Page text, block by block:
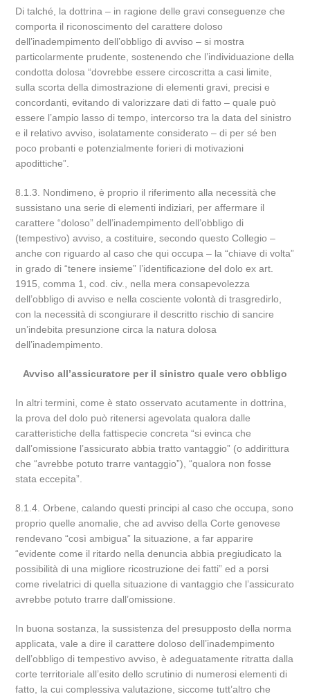
Di talché, la dottrina – in ragione delle gravi conseguenze che
comporta il riconoscimento del carattere doloso
dell’inadempimento dell’obbligo di avviso – si mostra
particolarmente prudente, sostenendo che l’individuazione della
condotta dolosa “dovrebbe essere circoscritta a casi limite,
sulla scorta della dimostrazione di elementi gravi, precisi e
concordanti, evitando di valorizzare dati di fatto – quale può
essere l’ampio lasso di tempo, intercorso tra la data del sinistro
e il relativo avviso, isolatamente considerato – di per sé ben
poco probanti e potenzialmente forieri di motivazioni
apodittiche”.
8.1.3. Nondimeno, è proprio il riferimento alla necessità che
sussistano una serie di elementi indiziari, per affermare il
carattere “doloso” dell’inadempimento dell’obbligo di
(tempestivo) avviso, a costituire, secondo questo Collegio –
anche con riguardo al caso che qui occupa – la “chiave di volta”
in grado di “tenere insieme” l’identificazione del dolo ex art.
1915, comma 1, cod. civ., nella mera consapevolezza
dell’obbligo di avviso e nella cosciente volontà di trasgredirlo,
con la necessità di scongiurare il descritto rischio di sancire
un’indebita presunzione circa la natura dolosa
dell’inadempimento.
Avviso all’assicuratore per il sinistro quale vero obbligo
In altri termini, come è stato osservato acutamente in dottrina,
la prova del dolo può ritenersi agevolata qualora dalle
caratteristiche della fattispecie concreta “si evinca che
dall’omissione l’assicurato abbia tratto vantaggio” (o addirittura
che “avrebbe potuto trarre vantaggio”), “qualora non fosse
stata eccepita”.
8.1.4. Orbene, calando questi principi al caso che occupa, sono
proprio quelle anomalie, che ad avviso della Corte genovese
rendevano “così ambigua” la situazione, a far apparire
“evidente come il ritardo nella denuncia abbia pregiudicato la
possibilità di una migliore ricostruzione dei fatti” ed a porsi
come rivelatrici di quella situazione di vantaggio che l’assicurato
avrebbe potuto trarre dall’omissione.
In buona sostanza, la sussistenza del presupposto della norma
applicata, vale a dire il carattere doloso dell’inadempimento
dell’obbligo di tempestivo avviso, è adeguatamente ritratta dalla
corte territoriale all’esito dello scrutinio di numerosi elementi di
fatto, la cui complessiva valutazione, siccome tutt’altro che